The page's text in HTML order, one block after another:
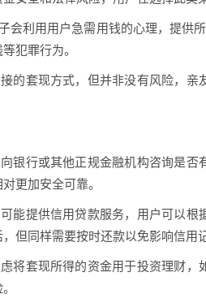
会利用用户急需用钱的心理，提供
犯罪行为。
的套现方式，但并非没有风险，
银行或其他正规金融机构咨询是
更加安全可靠。
能提供信用贷款服务，用户可以
但同样需要按时还款以免影响信用
将套现所得的资金用于投资理财